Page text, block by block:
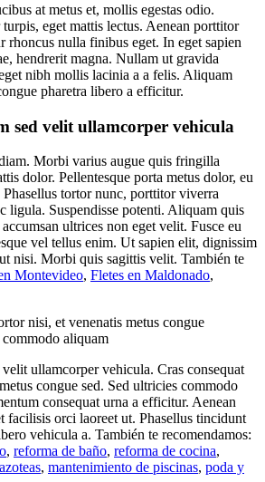
at metus et, mollis egestas odio.
eget mattis lectus. Aenean porttitor
rhoncus nulla finibus eget. In eget sapien
hendrerit magna. Nullam ut gravida
nibh mollis lacinia a a felis. Aliquam
pharetra libero a efficitur.
sed velit ullamcorper vehicula
Morbi varius augue quis fringilla
dolor. Pellentesque porta metus dolor, eu
tortor nunc, porttitor viverra
ligula. Suspendisse potenti. Aliquam quis
ultrices non eget velit. Fusce eu
vel tellus enim. Ut sapien elit, dignissim
nisi. Morbi quis sagittis velit. También te
Montevideo, Fletes en Maldonado,
nisi, et venenatis metus congue
aliquam
ullamcorper vehicula. Cras consequat
congue sed. Sed ultricies commodo
consequat urna a efficitur. Aenean
facilisis orci laoreet ut. Phasellus tincidunt
vehicula a. También te recomendamos:
, reforma de baño, reforma de cocina,
, mantenimiento de piscinas, poda y